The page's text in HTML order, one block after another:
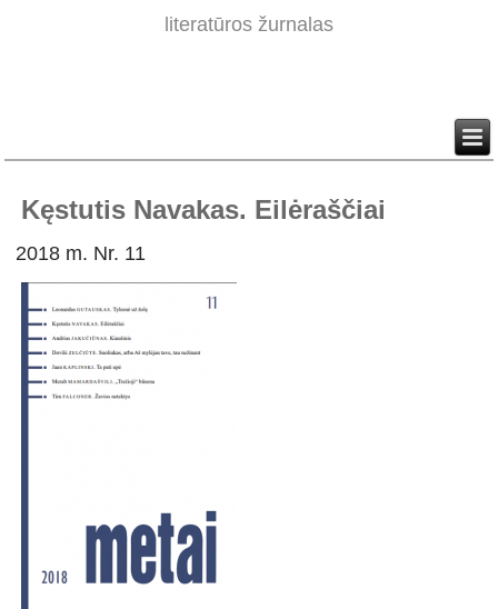
literatūros žurnalas
Kęstutis Navakas. Eilėraščiai
2018 m. Nr. 11